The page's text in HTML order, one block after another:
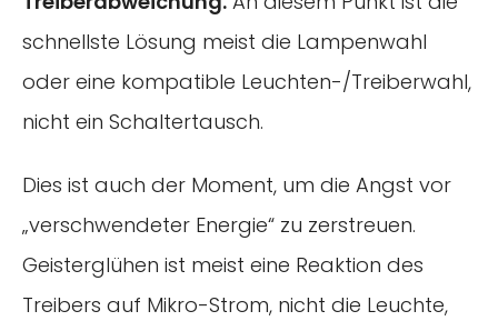
schnellste Lösung meist die Lampenwahl
oder eine kompatible Leuchten-/Treiberwahl,
nicht ein Schaltertausch.
Dies ist auch der Moment, um die Angst vor
„verschwendeter Energie“ zu zerstreuen.
Geisterglühen ist meist eine Reaktion des
Treibers auf Mikro-Strom, nicht die Leuchte,